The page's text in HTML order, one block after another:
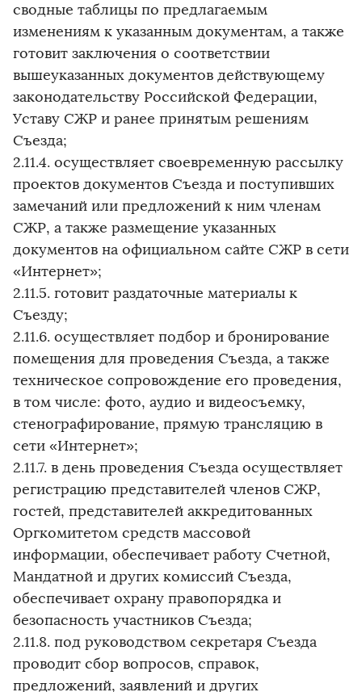
сводные таблицы по предлагаемым
изменениям к указанным документам, а также
готовит заключения о соответствии
вышеуказанных документов действующему
законодательству Российской Федерации,
Уставу СЖР и ранее принятым решениям
Съезда;
2.11.4. осуществляет своевременную рассылку
проектов документов Съезда и поступивших
замечаний или предложений к ним членам
СЖР, а также размещение указанных
документов на официальном сайте СЖР в сети
«Интернет»;
2.11.5. готовит раздаточные материалы к
Съезду;
2.11.6. осуществляет подбор и бронирование
помещения для проведения Съезда, а также
техническое сопровождение его проведения,
в том числе: фото, аудио и видеосъемку,
стенографирование, прямую трансляцию в
сети «Интернет»;
2.11.7. в день проведения Съезда осуществляет
регистрацию представителей членов СЖР,
гостей, представителей аккредитованных
Оргкомитетом средств массовой
информации, обеспечивает работу Счетной,
Мандатной и других комиссий Съезда,
обеспечивает охрану правопорядка и
безопасность участников Съезда;
2.11.8. под руководством секретаря Съезда
проводит сбор вопросов, справок,
предложений, заявлений и других